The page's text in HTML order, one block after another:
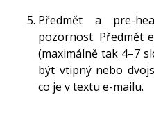
Předmět a pre-
pozornost. Předmět
(maximálně tak 4–7
být vtipný nebo
co je v textu e-mailu.